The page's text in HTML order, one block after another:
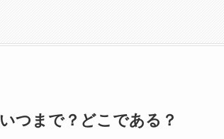
つまで？どこである？